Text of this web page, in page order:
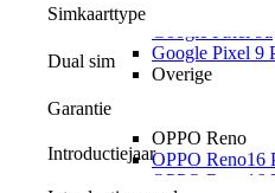
Google Pixel 9
Overige
OPPO
OPPO Reno
OPPO Reno16
OPPO Reno16
Simkaarttype
Dual sim
Garantie
Introductiejaar